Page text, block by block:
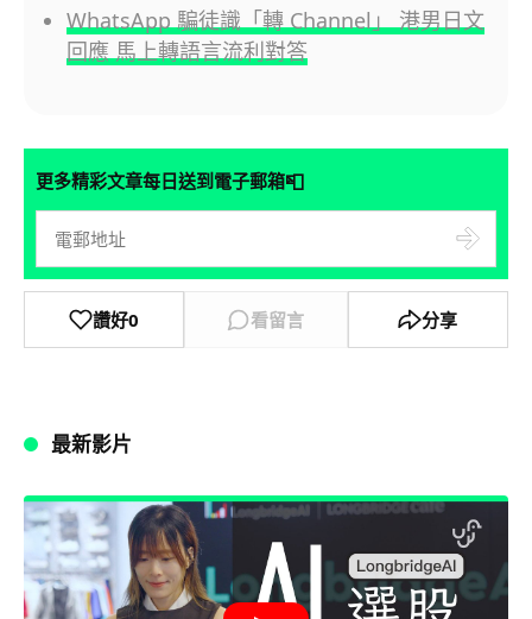
WhatsApp 騙徒識「轉 Channel」 港男日文
回應 馬上轉語言流利對答
更多精彩文章每日送到電子郵箱📮
讚好0 看留言 分享
最新影片